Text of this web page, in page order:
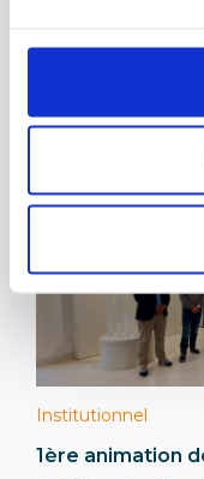
de-France sur le
pour des
qualité, ingénieur
Institutionnel
1ère animation